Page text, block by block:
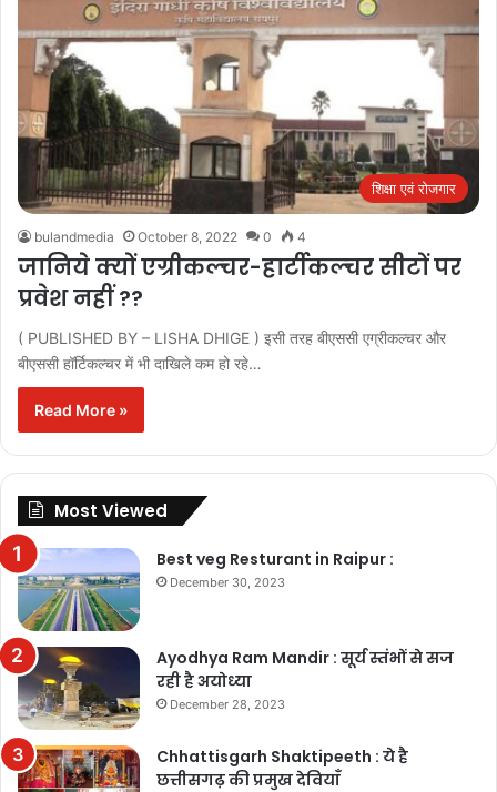
शिक्षा एवं रोजगार
bulandmedia October 8, 2022 0 4
जानिये क्यों एग्रीकल्चर-हार्टीकल्चर सीटों पर
प्रवेश नहीं ??
( PUBLISHED BY – LISHA DHIGE ) इसी तरह बीएससी एग्रीकल्चर और
बीएससी हॉर्टिकल्चर में भी दाखिले कम हो रहे…
Read More »
Most Viewed
Best veg Resturant in Raipur :
December 30, 2023
Ayodhya Ram Mandir : सूर्य स्तंभों से सज
रही है अयोध्या
December 28, 2023
Chhattisgarh Shaktipeeth : ये है
छत्तीसगढ़ की प्रमुख देवियाँ